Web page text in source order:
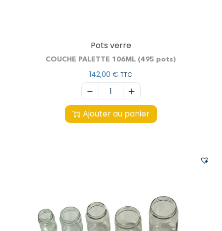
Pots verre
COUCHE PALETTE 106ML (495 pots)
142,00€ TTC
Ajouter au panier